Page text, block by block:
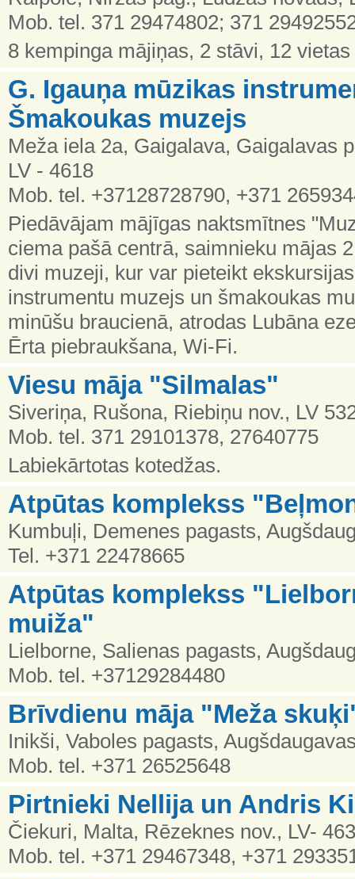
Mob. tel. 371 29474802; 371
8 kempinga mājiņas, 2 stāvi, 12
G. Igauņa mūzikas
Šmakoukas muzejs
Meža iela 2a, Gaigalava, Gaigalavas
LV - 4618
Mob. tel. +37128728790, +371
Piedāvājam mājīgas naktsmītnes
ciema pašā centrā, saimnieku mājas
divi muzeji, kur var pieteikt
instrumentu muzejs un šmakoukas
minūšu braucienā, atrodas Lubāna
Ērta piebraukšana, Wi-Fi.
Viesu māja "Silmalas"
Siveriņa, Rušona, Riebiņu nov., LV
Mob. tel. 371 29101378, 27640775
Labiekārtotas kotedžas.
Atpūtas komplekss
Kumbuļi, Demenes pagasts,
Tel. +371 22478665
Atpūtas komplekss
muiža"
Lielborne, Salienas pagasts,
Mob. tel. +37129284480
Brīvdienu māja "Meža
Inikši, Vaboles pagasts,
Mob. tel. +371 26525648
Pirtnieki Nellija un Andris
Čiekuri, Malta, Rēzeknes nov., LV-
Mob. tel. +371 29467348, +371